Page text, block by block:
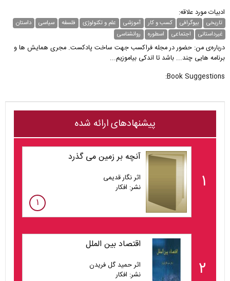
ادبیات مورد علاقه:
تاریخی بیوگرافی کسب و کار آموزشی علم و تکنولوژی فلسفه سیاسی
داستان
غیر‌داستانی
اجتماعی اسطوره روانشناسی
درباره‌ی من: حضور در مجله فراكسب جهت ساخت پادكست. مجرى همايش ها و
برنامه هايى چند... باشد تا اندكى بياموزيم...
Book Suggestions:
پیشنهادهای ارائه شده
۱
آنچه بر زمین می گذرد
اثر نگار قدیمی
نشر: افکار
۱
۲
اقتصاد بین الملل
اثر حمید گل فریدن
نشر: افکار